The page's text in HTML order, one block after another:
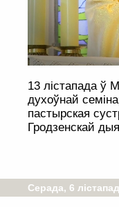
13 лістапада ў
духоўнай
пастырская
Гродзенскай
Серада, 6